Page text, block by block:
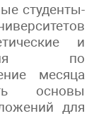
студенты-
и
по
месяца
основы
для